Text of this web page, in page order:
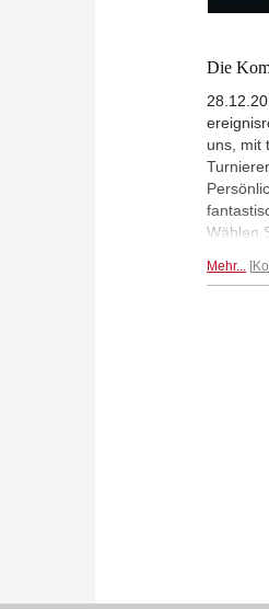
Die
uns, mit
Wählen
Jahres,
Mehr...